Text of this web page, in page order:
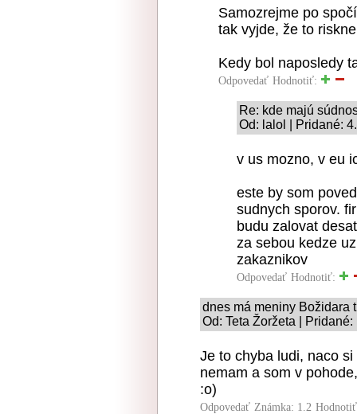
Samozrejme po
tak vyjde, že to
Kedy bol naposledy
Odpovedať Hodnotiť:
Re: kde majú
Od: lalol | Pridané:
v us mozno, v eu
este by som
sudnych sporov.
budu zalovat
za sebou kedze
zakaznikov
Odpovedať Hodnotiť:
dnes má meniny Božidara
Od: Teta Žoržeta |
Je to chyba ludi, naco
nemam a som v
:o)
Odpovedať Známka: 1.2